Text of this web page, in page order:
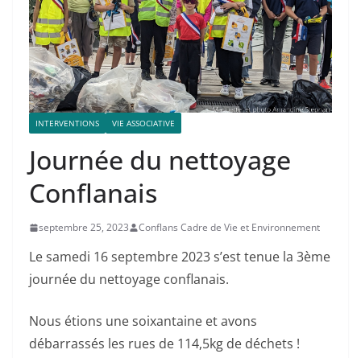
INTERVENTIONS VIE ASSOCIATIVE
Journée du nettoyage
Conflanais
septembre 25, 2023 Conflans Cadre de Vie et Environnement
Le samedi 16 septembre 2023 s’est tenue la 3ème
journée du nettoyage conflanais.
Nous étions une soixantaine et avons
débarrassés les rues de 114,5kg de déchets !